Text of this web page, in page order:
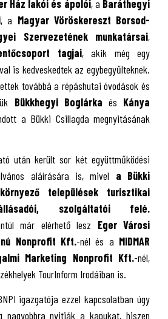
Ház lakói és ápolói, a Baráthegyi
, a Magyar Vöröskereszt Borsod-
Szervezetének munkatársai,
tagjai, akik még egy
is kedveskedtek az egybegyűlteknek.
továbbá a répáshutai óvodások és
Bükkhegyi Boglárka és Kánya
a Bükki Csillagda megnyitásának
után került sor két együttműködési
aláírására is, mivel a Bükki
települések turisztikai
szolgáltatói felé.
már elérhető lesz Eger Városi
Nonprofit Kft.-nél és a MIDMAR
Marketing Nonprofit Kft.-nél,
TourInform Irodáiban is.
igazgatója ezzel kapcsolatban úgy
nagyobbra nyitják a kapukat, hiszen